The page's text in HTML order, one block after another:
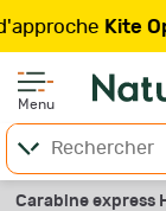
Kite Optics
Menu
Carabine express